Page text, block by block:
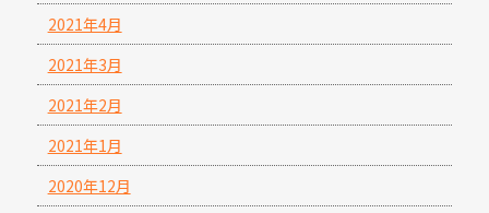
2021年4月
2021年3月
2021年2月
2021年1月
2020年12月